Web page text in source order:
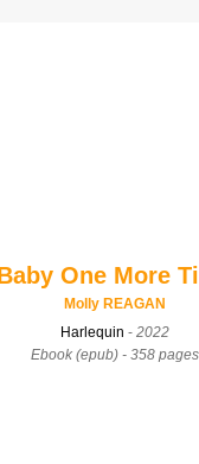
One More
Molly REAGAN
Harlequin -2022
Ebook (epub) - 358 pages